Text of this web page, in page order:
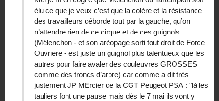
élu ce que je veux c’est que la colère et la résistance
des travailleurs déborde tout par la gauche, qu’on
n’attendre rien de ce cirque et de ces guignols
(Mélenchon - et son aréopage sorti tout droit de Force
Ouvrière - est juste un guignol plus talentueux que les
autres pour faire avaler des couleuvres GROSSES
comme des troncs d’arbre) car comme a dit très
justement JP MErcier de la CGT Peugeot PSA : "là les
tauliers font une pause mais dès le 7 mai ils vont y